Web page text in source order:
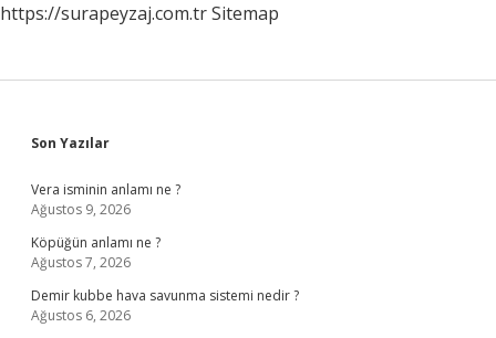
https://surapeyzaj.com.trSitemap
Sidebar
Son Yazılar
Vera isminin anlamı ne ?
Ağustos 9, 2026
Köpüğün anlamı ne ?
Ağustos 7, 2026
Demir kubbe hava savunma sistemi nedir ?
Ağustos 6, 2026